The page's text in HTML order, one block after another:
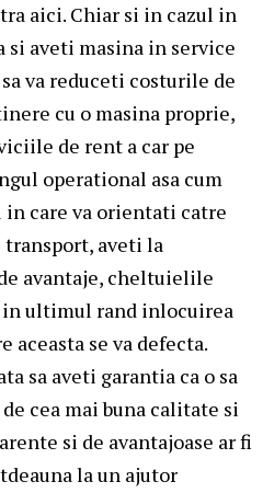
aici. Chiar si in cazul in
aveti masina in service
va reduceti costurile de
cu o masina proprie,
de rent a car pe
operational asa cum
care va orientati catre
transport, aveti la
avantaje, cheltuielile
ultimul rand inlocuirea
aceasta se va defecta.
sa aveti garantia ca o sa
cea mai buna calitate si
si de avantajoase ar fi
la un ajutor